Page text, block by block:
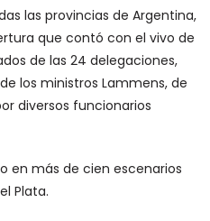
las provincias de Argentina,
que contó con el vivo de
de las 24 delegaciones,
los ministros Lammens, de
diversos funcionarios
en más de cien escenarios
Plata.